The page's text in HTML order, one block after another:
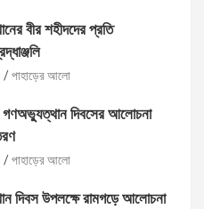
বীর শহীদদের প্রতি
পাহাড়ের আলো
গণঅভ্যুত্থান দিবসের আলোচনা
পাহাড়ের আলো
দিবস উপলক্ষে রামগড়ে আলোচনা